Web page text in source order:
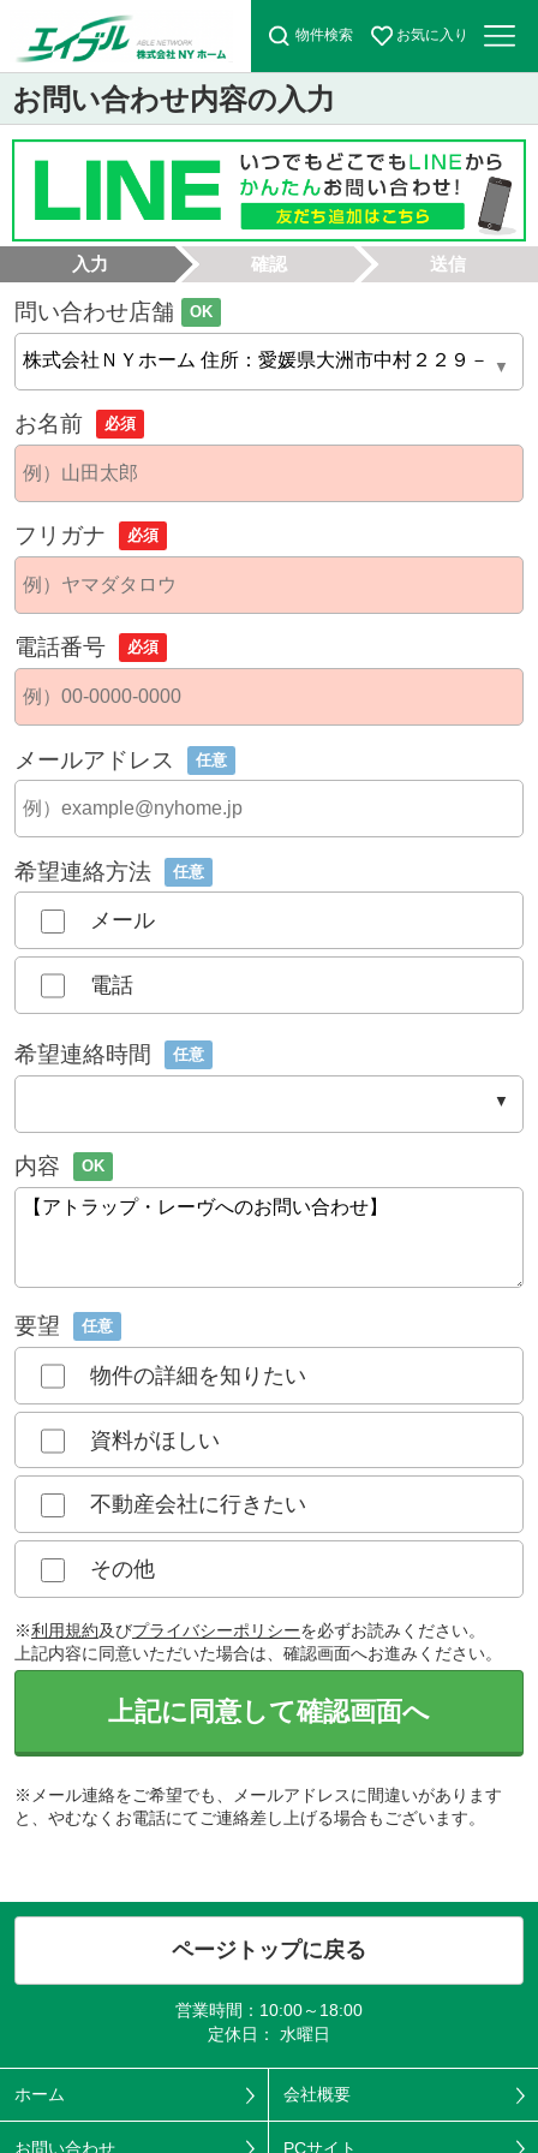
物件検索 お気に入り
お問い合わせ内容の入力
入力 確認 送信
問い合わせ店舗 OK
お名前 必須
フリガナ 必須
電話番号 必須
メールアドレス 任意
希望連絡方法 任意
メール
電話
希望連絡時間 任意
内容 OK
要望 任意
物件の詳細を知りたい
資料がほしい
不動産会社に行きたい
その他
※利用規約及びプライバシーポリシーを必ずお読みください。
上記内容に同意いただいた場合は、確認画面へお進みください。
上記に同意して確認画面へ
※メール連絡をご希望でも、メールアドレスに間違いがあります
と、やむなくお電話にてご連絡差し上げる場合もございます。
ページトップに戻る
営業時間：10:00～18:00
定休日： 水曜日
ホーム 会社概要
お問い合わせ PCサイト